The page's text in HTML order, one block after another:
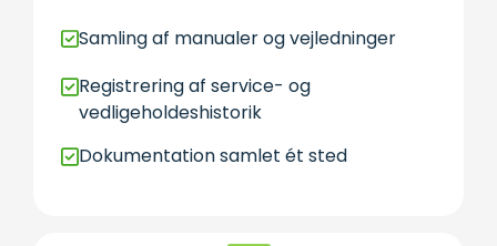
Samling af manualer og vejledninger
Registrering af service- og
vedligeholdeshistorik
Dokumentation samlet ét sted